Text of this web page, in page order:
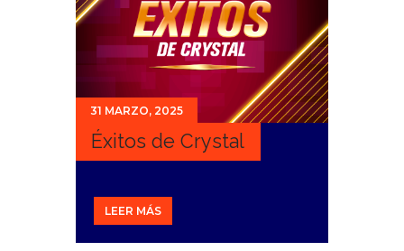
31 MARZO, 2025
Éxitos de Crystal
LEER MÁS